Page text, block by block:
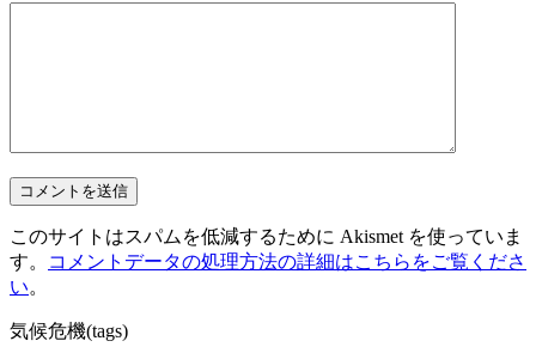
このサイトはスパムを低減するために Akismet を使っていま
す。
コメントデータの処理方法の詳細はこちらをご覧くださ
い。
気候危機(tags)